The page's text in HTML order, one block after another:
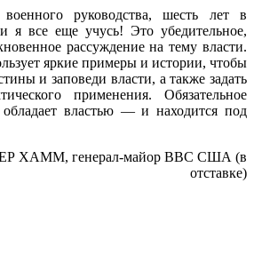
руководства, шесть лет в
все еще учусь! Это убедительное,
рассуж­дение на тему власти.
яркие примеры и истории, чтобы
и заповеди власти, а также задать
применения. Обязательное
вла­стью — и находится под
ХАММ, генерал-майор ВВС США (в
отставке)